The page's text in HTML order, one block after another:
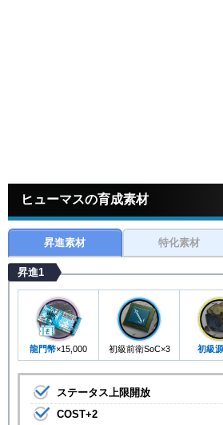
ヒューマスの育成素材
昇進素材 特化素材
昇進1
龍門幣×15,000 初級前衛SoC×3 初級
ステータス上限開放
COST+2